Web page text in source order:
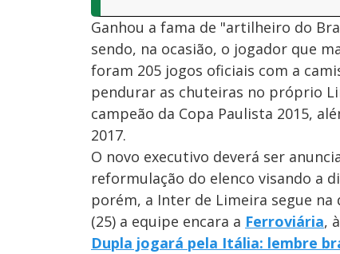
Ganhou a fama de "artilheiro do
sendo, na ocasião, o jogador que
foram 205 jogos oficiais com a
pendurar as chuteiras no próprio
campeão da Copa Paulista 2015,
2017.
O novo executivo deverá ser
reformulação do elenco visando a
porém, a Inter de Limeira segue
(25) a equipe encara a Ferroviária,
Dupla jogará pela Itália: lembre